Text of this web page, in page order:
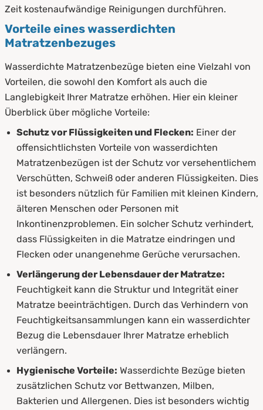
Zeit kostenaufwändige Reinigungen durchführen.
Vorteile eines wasserdichten
Matratzenbezuges
Wasserdichte Matratzenbezüge bieten eine Vielzahl von
Vorteilen, die sowohl den Komfort als auch die
Langlebigkeit Ihrer Matratze erhöhen. Hier ein kleiner
Überblick über mögliche Vorteile:
Schutz vor Flüssigkeiten und Flecken: Einer der
offensichtlichsten Vorteile von wasserdichten
Matratzenbezügen ist der Schutz vor versehentlichem
Verschütten, Schweiß oder anderen Flüssigkeiten. Dies
ist besonders nützlich für Familien mit kleinen Kindern,
älteren Menschen oder Personen mit
Inkontinenzproblemen. Ein solcher Schutz verhindert,
dass Flüssigkeiten in die Matratze eindringen und
Flecken oder unangenehme Gerüche verursachen.
Verlängerung der Lebensdauer der Matratze:
Feuchtigkeit kann die Struktur und Integrität einer
Matratze beeinträchtigen. Durch das Verhindern von
Feuchtigkeitsansammlungen kann ein wasserdichter
Bezug die Lebensdauer Ihrer Matratze erheblich
verlängern.
Hygienische Vorteile: Wasserdichte Bezüge bieten
zusätzlichen Schutz vor Bettwanzen, Milben,
Bakterien und Allergenen. Dies ist besonders wichtig